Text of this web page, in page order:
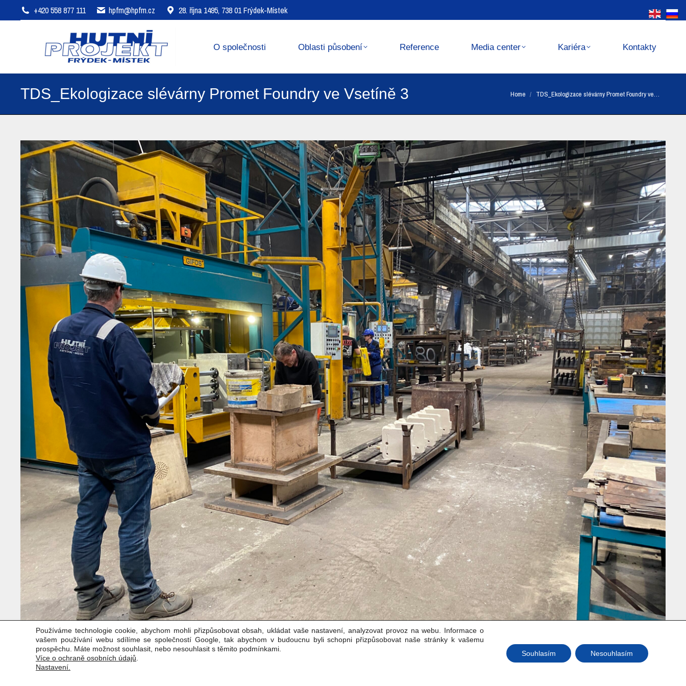
+420 558 877 111 hpfm@hpfm.cz 28. října 1495, 738 01 Frýdek-Místek
O společnosti Oblasti působení Reference Media center Kariéra Kontakty
TDS_Ekologizace slévárny Promet Foundry ve Vsetíně 3 You are here:
Home TDS_Ekologizace slévárny Promet Foundry ve…
Copyright © Weiron Dynamics, s.r.o. |
Používáme technologie cookie, abychom mohli přizpůsobovat obsah, ukládat vaše nastavení, analyzovat provoz na webu. Informace o
vašem používání webu sdílíme se společností Google, tak abychom v budoucnu byli schopni přizpůsobovat naše stránky k vašemu
prospěchu. Máte možnost souhlasit, nebo nesouhlasit s těmito podmínkami.
Více o ochraně osobních údajů
Nastavení.
Souhlasím Nesouhlasím
O společnosti Oblasti působení